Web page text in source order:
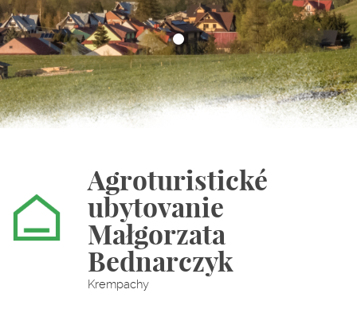
Agroturistické
ubytovanie
Małgorzata
Bednarczyk
Krempachy